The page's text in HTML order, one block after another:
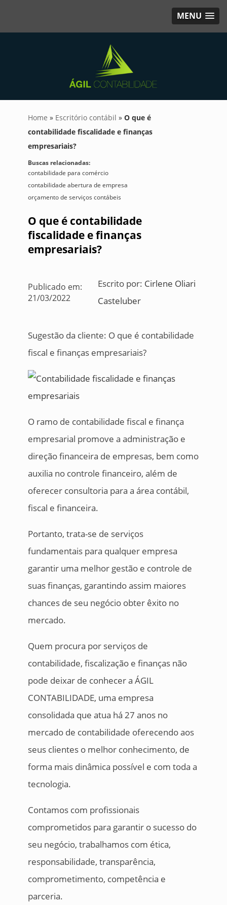
MENU
Home » Escritório contábil » O que é
contabilidade fiscalidade e finanças
empresariais?
Buscas relacionadas:
contabilidade para comércio
contabilidade abertura de empresa
orçamento de serviços contábeis
O que é contabilidade
fiscalidade e finanças
empresariais?
Publicado em:
21/03/2022
Escrito por: Cirlene Oliari
Casteluber
Sugestão da cliente: O que é contabilidade
fiscal e finanças empresariais?
O ramo de contabilidade fiscal e finança
empresarial promove a administração e
direção financeira de empresas, bem como
auxilia no controle financeiro, além de
oferecer consultoria para a área contábil,
fiscal e financeira.
Portanto, trata-se de serviços
fundamentais para qualquer empresa
garantir uma melhor gestão e controle de
suas finanças, garantindo assim maiores
chances de seu negócio obter êxito no
mercado.
Quem procura por serviços de
contabilidade, fiscalização e finanças não
pode deixar de conhecer a ÁGIL
CONTABILIDADE, uma empresa
consolidada que atua há 27 anos no
mercado de contabilidade oferecendo aos
seus clientes o melhor conhecimento, de
forma mais dinâmica possível e com toda a
tecnologia.
Contamos com profissionais
comprometidos para garantir o sucesso do
seu negócio, trabalhamos com ética,
responsabilidade, transparência,
comprometimento, competência e
parceria.